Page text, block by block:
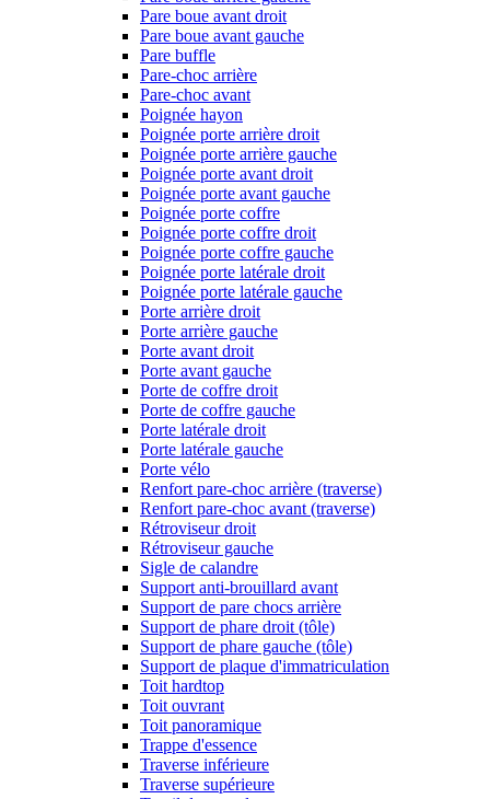
Pare boue avant droit
Pare boue avant gauche
Pare buffle
Pare-choc arrière
Pare-choc avant
Poignée hayon
Poignée porte arrière droit
Poignée porte arrière gauche
Poignée porte avant droit
Poignée porte avant gauche
Poignée porte coffre
Poignée porte coffre droit
Poignée porte coffre gauche
Poignée porte latérale droit
Poignée porte latérale gauche
Porte arrière droit
Porte arrière gauche
Porte avant droit
Porte avant gauche
Porte de coffre droit
Porte de coffre gauche
Porte latérale droit
Porte latérale gauche
Porte vélo
Renfort pare-choc arrière (traverse)
Renfort pare-choc avant (traverse)
Rétroviseur droit
Rétroviseur gauche
Sigle de calandre
Support anti-brouillard avant
Support de pare chocs arrière
Support de phare droit (tôle)
Support de phare gauche (tôle)
Support de plaque d'immatriculation
Toit hardtop
Toit ouvrant
Toit panoramique
Trappe d'essence
Traverse inférieure
Traverse supérieure